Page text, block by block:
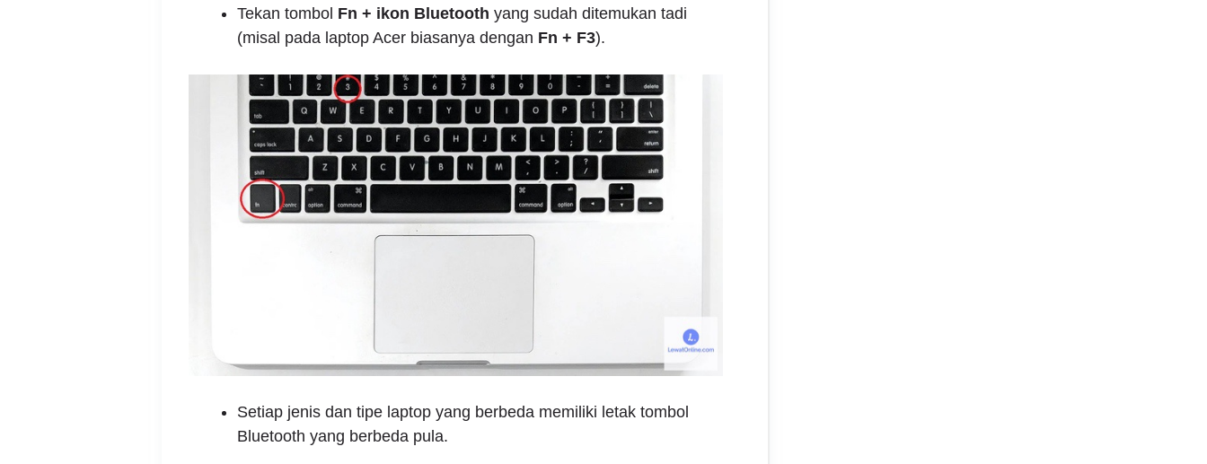
Tekan tombol Fn + ikon Bluetooth yang sudah ditemukan tadi
(misal pada laptop Acer biasanya dengan Fn + F3).
Setiap jenis dan tipe laptop yang berbeda memiliki letak tombol
Bluetooth yang berbeda pula.